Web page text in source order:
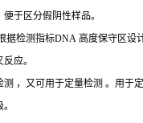
于区分假阴性样品。
据检测指标DNA 高度保守区设
应。
，又可用于定量检测 。用于